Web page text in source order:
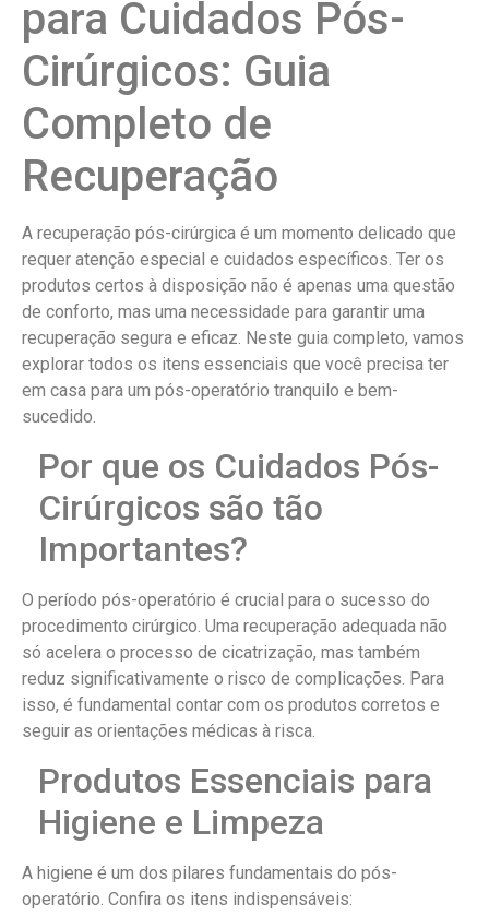
para Cuidados Pós-
Cirúrgicos: Guia
Completo de
Recuperação
A recuperação pós-cirúrgica é um momento delicado que
requer atenção especial e cuidados específicos. Ter os
produtos certos à disposição não é apenas uma questão
de conforto, mas uma necessidade para garantir uma
recuperação segura e eficaz. Neste guia completo, vamos
explorar todos os itens essenciais que você precisa ter
em casa para um pós-operatório tranquilo e bem-
sucedido.
Por que os Cuidados Pós-
Cirúrgicos são tão
Importantes?
O período pós-operatório é crucial para o sucesso do
procedimento cirúrgico. Uma recuperação adequada não
só acelera o processo de cicatrização, mas também
reduz significativamente o risco de complicações. Para
isso, é fundamental contar com os produtos corretos e
seguir as orientações médicas à risca.
Produtos Essenciais para
Higiene e Limpeza
A higiene é um dos pilares fundamentais do pós-
operatório. Confira os itens indispensáveis: